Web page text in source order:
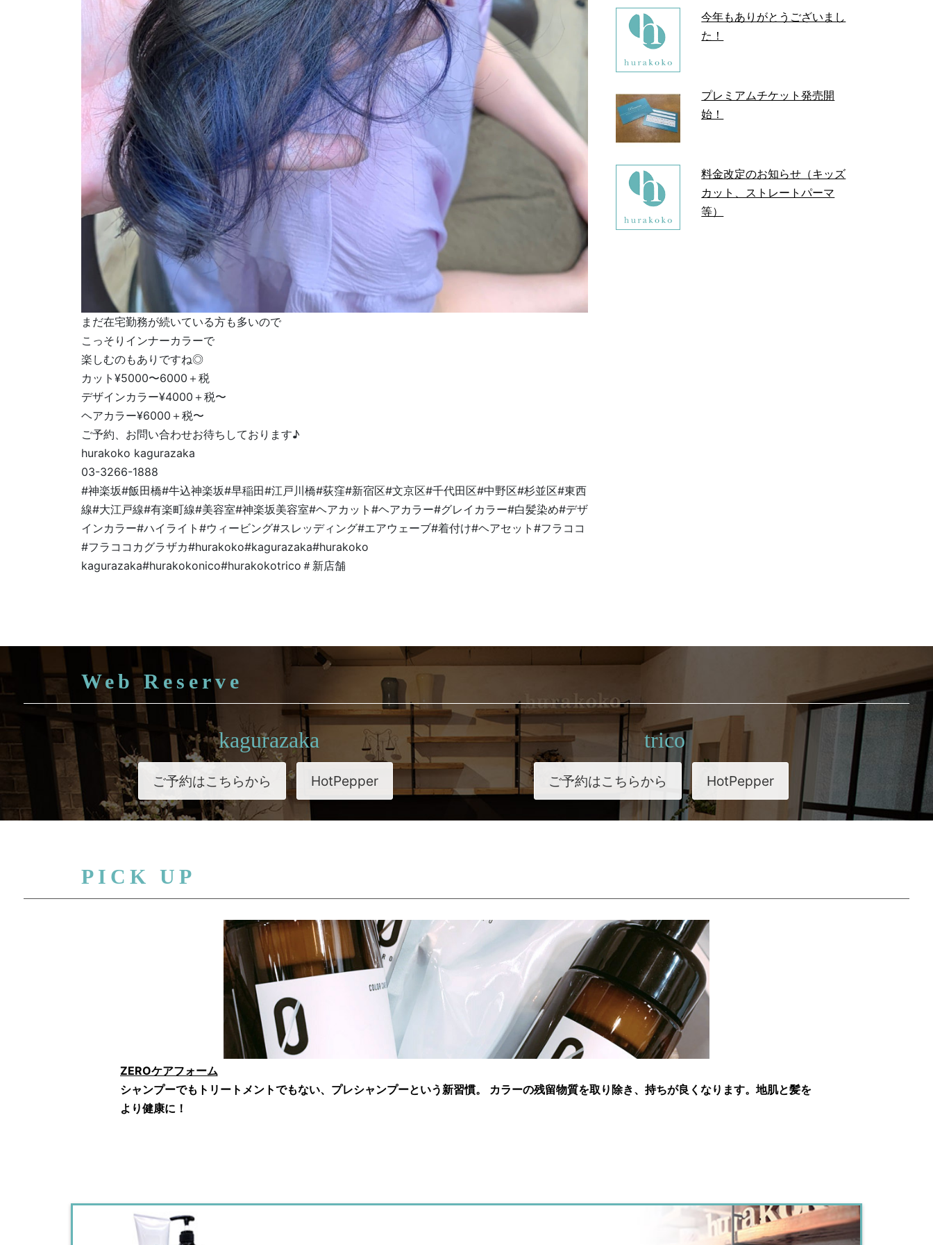
まだ在宅勤務が続いている方も多いので
こっそりインナーカラーで
楽しむのもありですね◎
カット¥5000〜6000＋税
デザインカラー¥4000＋税〜
ヘアカラー¥6000＋税〜
ご予約、お問い合わせお待ちしております♪
hurakoko kagurazaka
03-3266-1888
#神楽坂#飯田橋#牛込神楽坂#早稲田#江戸川橋#荻窪#新宿区#文京区#千代田区#中野区#杉並区#東西
線#大江戸線#有楽町線#美容室#神楽坂美容室#ヘアカット#ヘアカラー#グレイカラー#白髪染め#デザ
インカラー#ハイライト#ウィービング#スレッディング#エアウェーブ#着付け#ヘアセット#フラココ
#フラココカグラザカ#hurakoko#kagurazaka#hurakoko
kagurazaka#hurakokonico#hurakokotrico＃新店舗
今年もありがとうございまし
た！
プレミアムチケット発売開
始！
料金改定のお知らせ（キッズ
カット、ストレートパーマ
等）
Web Reserve
kagurazaka
ご予約はこちらから HotPepper
trico
ご予約はこちらから HotPepper
PICK UP
ZEROケアフォーム
シャンプーでもトリートメントでもない、プレシャンプーという新習慣。 カラーの残留物質を取り除き、持ちが良くなります。地肌と髪を
より健康に！